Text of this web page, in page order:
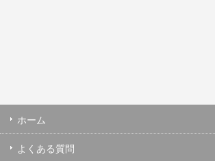
ホーム
よくある質問